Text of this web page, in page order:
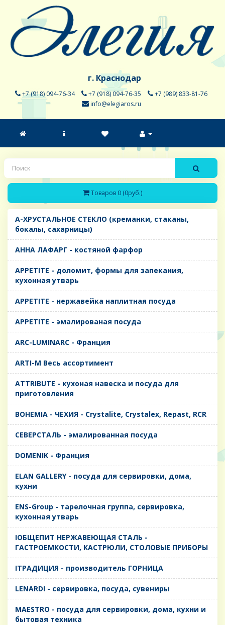
г. Краснодар
+7 (918) 094-76-34 +7 (918) 094-76-35
+7 (989) 833-81-76
info@elegiaros.ru
Товаров 0 (0руб.)
A-ХРУСТАЛЬНОЕ СТЕКЛО (креманки, стаканы,
бокалы, сахарницы)
AHHA ЛАФАРГ - костяной фарфор
APPETITE - доломит, формы для запекания,
кухонная утварь
APPETITE - нержавейка наплитная посуда
APPETITE - эмалированая посуда
ARC-LUMINARC - Франция
ARTI-M Весь ассортимент
ATTRIBUTE - кухоная навеска и посуда для
приготовления
BOHEMIA - ЧЕХИЯ - Crystalite, Crystalex, Repast, RCR
CЕВЕРСТАЛЬ - эмалированная посуда
DOMENIK - Франция
ELAN GALLERY - посуда для сервировки, дома,
кухни
ENS-Group - тарелочная группа, сервировка,
кухонная утварь
IОБЩЕПИТ НЕРЖАВЕЮЩАЯ СТАЛЬ -
ГАСТРОЕМКОСТИ, КАСТРЮЛИ, СТОЛОВЫЕ ПРИБОРЫ
IТРАДИЦИЯ - производитель ГОРНИЦА
LENARDI - сервировка, посуда, сувениры
MAESTRO - посуда для сервировки, дома, кухни и
бытовая техника